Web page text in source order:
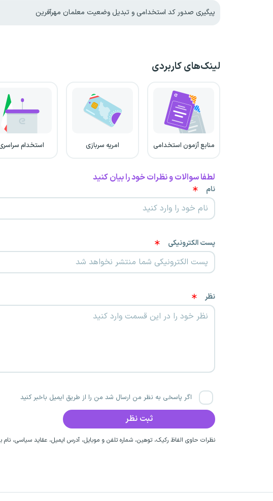
پیگیری صدور کد استخدامی و تبدیل وضعیت معلمان مهرآفرین
لینک‌های کاربردی
منابع آزمون استخدامی امریه سربازی استخدام
لطفا سوالات و نظرات خود را بیان کنید
نام
پست الکترونیکی
نظر
اگر پاسخی به نظر من ارسال شد من را از طریق ایمیل باخبر کنید
نظرات حاوی الفاظ رکیک، توهین، شماره تلفن و موبایل، آدرس ایمیل، عقاید سیاسی، نام